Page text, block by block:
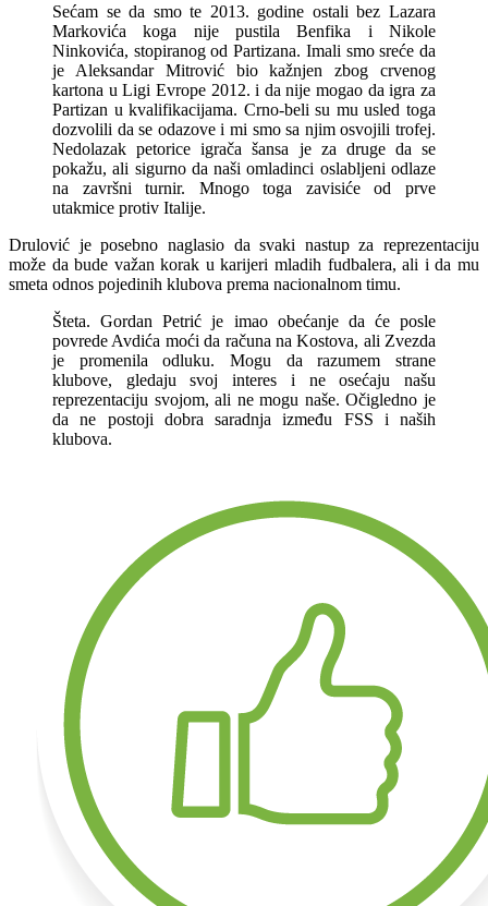
Sećam se da smo te 2013. godine ostali bez Lazara
Markovića koga nije pustila Benfika i Nikole
Ninkovića, stopiranog od Partizana. Imali smo sreće da
je Aleksandar Mitrović bio kažnjen zbog crvenog
kartona u Ligi Evrope 2012. i da nije mogao da igra za
Partizan u kvalifikacijama. Crno-beli su mu usled toga
dozvolili da se odazove i mi smo sa njim osvojili trofej.
Nedolazak petorice igrača šansa je za druge da se
pokažu, ali sigurno da naši omladinci oslabljeni odlaze
na završni turnir. Mnogo toga zavisiće od prve
utakmice protiv Italije.
Drulović je posebno naglasio da svaki nastup za reprezentaciju
može da bude važan korak u karijeri mladih fudbalera, ali i da mu
smeta odnos pojedinih klubova prema nacionalnom timu.
Šteta. Gordan Petrić je imao obećanje da će posle
povrede Avdića moći da računa na Kostova, ali Zvezda
je promenila odluku. Mogu da razumem strane
klubove, gledaju svoj interes i ne osećaju našu
reprezentaciju svojom, ali ne mogu naše. Očigledno je
da ne postoji dobra saradnja između FSS i naših
klubova.